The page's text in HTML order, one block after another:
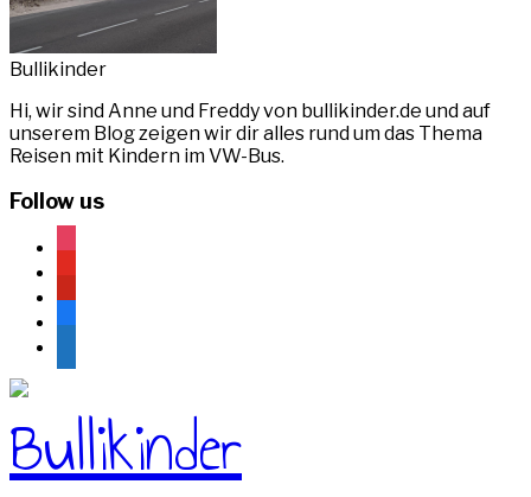
Bullikinder
Hi, wir sind Anne und Freddy von bullikinder.de und auf
unserem Blog zeigen wir dir alles rund um das Thema
Reisen mit Kindern im VW-Bus.
Follow us
instagram
pinterest
facebook